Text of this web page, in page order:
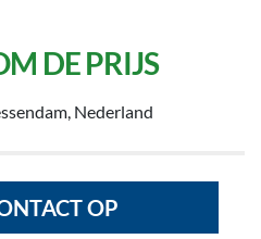
DE PRIJS
Nederland
OP